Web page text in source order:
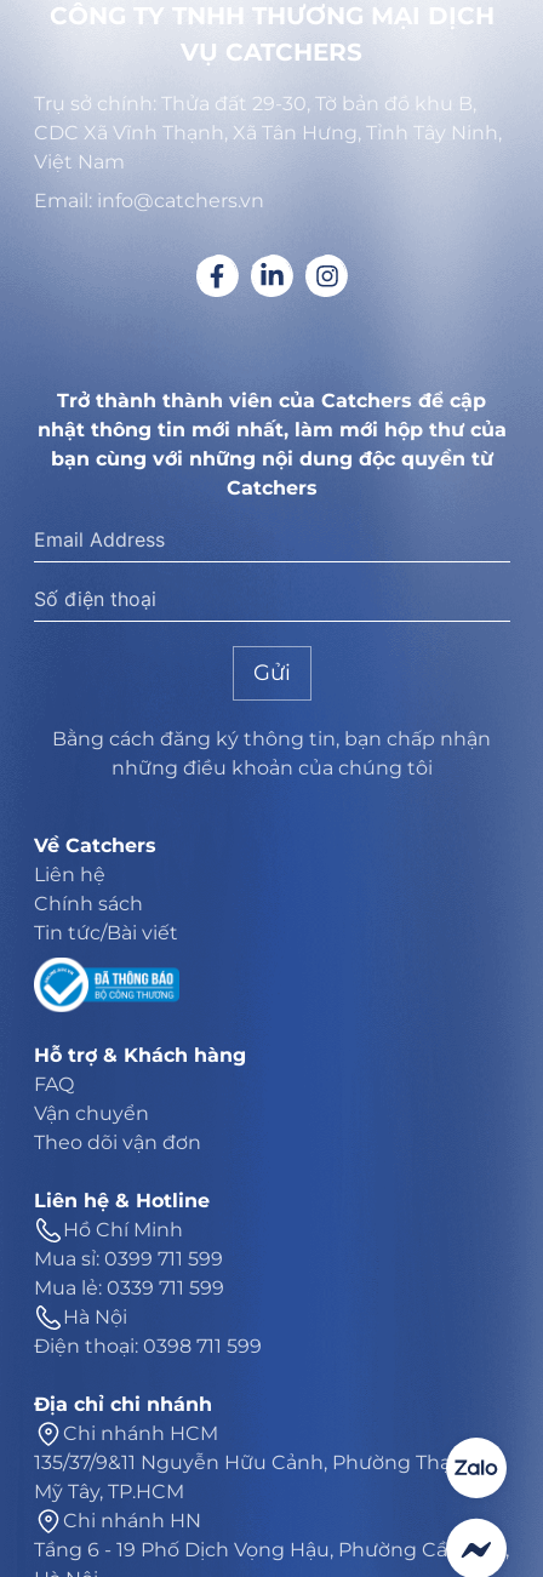
CÔNG TY TNHH THƯƠNG MẠI DỊCH
VỤ CATCHERS
Trụ sở chính: Thửa đất 29-30, Tờ bản đồ khu B,
CDC Xã Vĩnh Thạnh, Xã Tân Hưng, Tỉnh Tây Ninh,
Việt Nam
Email: info@catchers.vn
Trở thành thành viên của Catchers để cập
nhật thông tin mới nhất, làm mới hộp thư của
bạn cùng với những nội dung độc quyền từ
Catchers
Gửi
Bằng cách đăng ký thông tin, bạn chấp nhận
những điều khoản của chúng tôi
Về Catchers
Liên hệ
Chính sách
Tin tức/Bài viết
Hỗ trợ & Khách hàng
FAQ
Vận chuyển
Theo dõi vận đơn
Liên hệ & Hotline
Hồ Chí Minh
Mua sỉ: 0399 711 599
Mua lẻ: 0339 711 599
Hà Nội
Điện thoại: 0398 711 599
Địa chỉ chi nhánh
Chi nhánh HCM
135/37/9&11 Nguyễn Hữu Cảnh, Phường Thạnh
Mỹ Tây, TP.HCM
Chi nhánh HN
Tầng 6 - 19 Phố Dịch Vọng Hậu, Phường Cầu Giấy,